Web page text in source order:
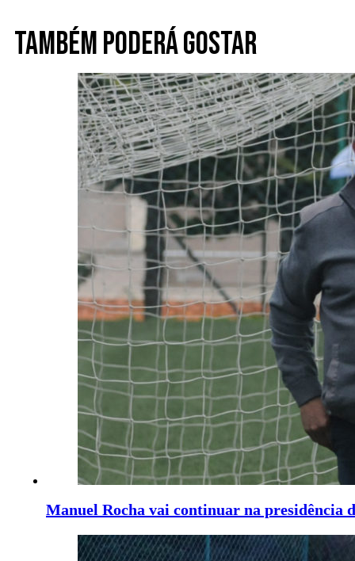
Também poderá gostar
Manuel Rocha vai continuar na presidência